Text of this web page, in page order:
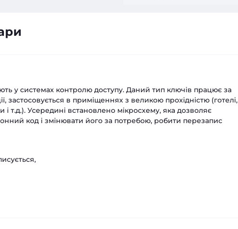
у системах контролю доступу. Даний тип ключів працює за
застосовується в приміщеннях з великою прохідністю (готелі,
і т.д.). Усередині встановлено мікросхему, яка дозволяє
код і змінювати його за потребою, робити перезапис